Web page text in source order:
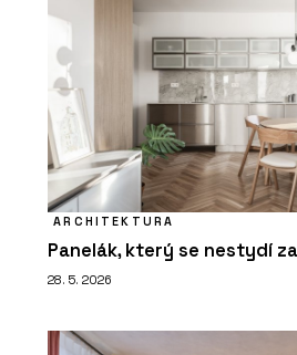
ARCHITEKTURA
Panelák, který se nestydí
28. 5. 2026